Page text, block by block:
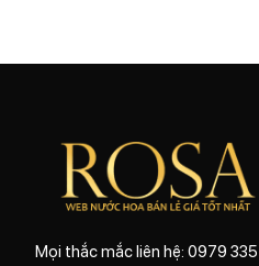
Mọi thắc mắc liên hệ: 0979